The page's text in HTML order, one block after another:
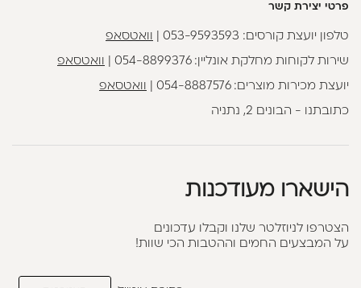
פרטי יצירת קשר
טלפון יועצת קורסים: 053-9593593 וואטסאפ
שירות לקוחות מחלקת אונליין:054-8899376 וואטסאפ
יועצת מכירות מוצרים:054-8887576 וואטסאפ
כתובתנו - הבונים 2, נתניה
הישארו מעודכנות
הצטרפו לניוזלטר שלנו וקבלו עדכונים
על המבצעים החמים וההטבות הכי שוות!